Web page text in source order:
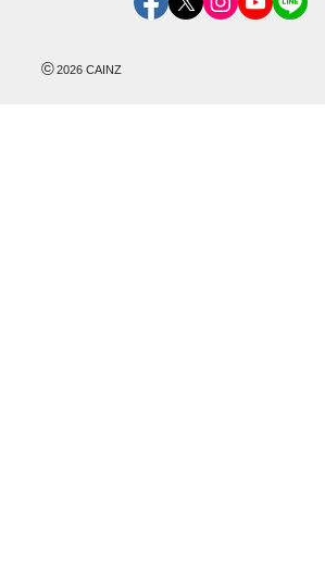
©2026 CAINZ